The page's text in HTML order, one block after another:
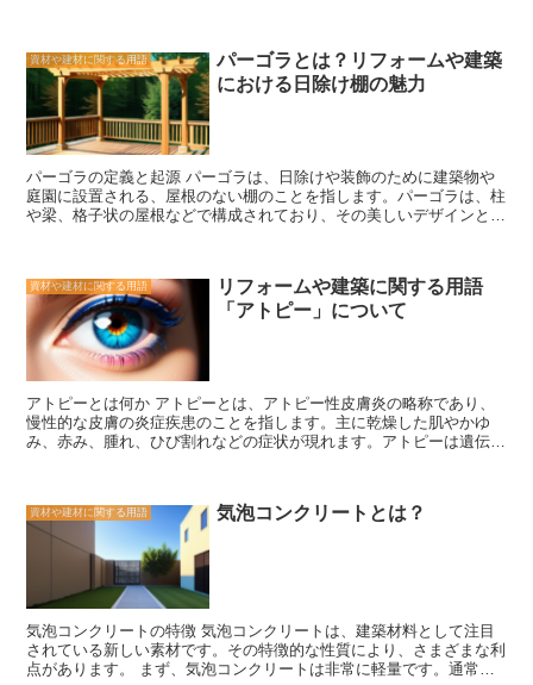
きます。また、軽量コンクリートは切削や穴あけが容易であり、施工
の効率を向上させることができます。 以上のように、軽量コンクリ
ートは優れた断熱性能、音響性能、耐火性、施工の容易さなどの特徴
を持っています。これらの特徴により、建物の快適性や安全性を向上
させることができます。今後、ますます需要が高まることが予想され
る軽量コンクリートは、建築業界において重要な素材となっていま
の空間に設置され、庭やテラスなどで使用されます。ウッドデッキ
は、木材の種類やデザインによって様々なスタイルがあります。ま
た、ウッドデッキは耐久性があり、長期間使用することができるた
め、人気があります。 ウッドデッキの魅力とは何ですか？ ウッドデ
ッキの魅力は、その自然な美しさにあります。木材は、自然の素材で
あり、その温かみや風合いは他の素材では再現することができませ
ん。ウッドデッキは、庭やテラスに自然と調和し、落ち着いた雰囲気
を作り出します。また、ウッドデッキは、屋外でのくつろぎの場とし
て利用することができます。家族や友人とのバーベキューやパーティ
きます。木材は耐久性があり、適切なケアを行えば、数年にわたって
美しい状態を保つことができます。また、ウッドデッキは他の素材と
比べて比較的コストが抑えられているため、予算に制約のある人々に
も適しています。 ウッドデッキは、自然の美しさと居心地の良さを
兼ね備えた魅力的な外部空間です。木材の温かみと自然の風景を楽し
みながら、家族や友人との時間を過ごすことができます。ウッドデッ
ひ一度検討してみてください。
資材や建材に関する用語
パーゴラとは？リフォームや建築
における日除け棚の魅力
パーゴラの定義と起源 パーゴラは、日除けや装飾のために建築物や
庭園に設置される、屋根のない棚のことを指します。パーゴラは、柱
や梁、格子状の屋根などで構成されており、その美しいデザインと機
蔓性植物やつる植物を絡ませることができるため、自然な緑のカーテ
ンを作り出すこともできます。 現代のパーゴラは、様々な素材で作
られています。木製のパーゴラは、自然な風合いと温かみを持ち、庭
園やテラスに自然な雰囲気を与えます。一方、金属製のパーゴラは、
モダンでスタイリッシュな印象を与えることができます。 パーゴラ
は、日除けとしての機能だけでなく、美しいデザインとしても重要な
役割を果たします。パーゴラは、庭園やテラスに魅力的な要素を加え
ることができ、屋外空間をより快適で魅力的な場所に変えることがで
きます。 さらに、パーゴラは、リフォームや建築においても重要な
ます。また、パーゴラは、庭園やテラスにアクセントを加えることが
でき、全体のデザインを引き立てることができます。 パーゴラは、
その美しいデザインと機能性から、多くの人々に愛されています。リ
フォームや建築においても重要な役割を果たすパーゴラは、屋外空間
をより快適で魅力的な場所に変えることができます。是非、パーゴラ
を取り入れて、屋外空間を楽しんでみてください。
資材や建材に関する用語
リフォームや建築に関する用語
「アトピー」について
アトピーとは何か アトピーとは、アトピー性皮膚炎の略称であり、
慢性的な皮膚の炎症疾患のことを指します。主に乾燥した肌やかゆ
み、赤み、腫れ、ひび割れなどの症状が現れます。アトピーは遺伝的
り、主な要因としては遺伝的な要素、環境要因、免疫系の異常などが
挙げられます。また、アレルギー反応が過剰に起こることもアトピー
の特徴です。アトピーの症状は個人によって異なりますが、一般的に
は乾燥した肌やかゆみが主な症状として現れます。 アトピーの治療
方法は、症状の軽減や炎症の抑制を目的として行われます。一般的な
治療方法としては、保湿剤の使用、ステロイド軟膏の塗布、抗ヒスタ
ミン剤の服用などがあります。また、アトピーの予防策としては、肌
の乾燥を防ぐための保湿ケアや、アレルギー物質との接触を避けるこ
とが重要です。 アトピーは慢性的な疾患であり、完全に治すことは
難しいとされています。しかし、適切な治療や予防策を行うことで、
資材や建材に関する用語 気泡コンクリートとは？
気泡コンクリートの特徴 気泡コンクリートは、建築材料として注目
されている新しい素材です。その特徴的な性質により、さまざまな利
点があります。 まず、気泡コンクリートは非常に軽量です。通常の